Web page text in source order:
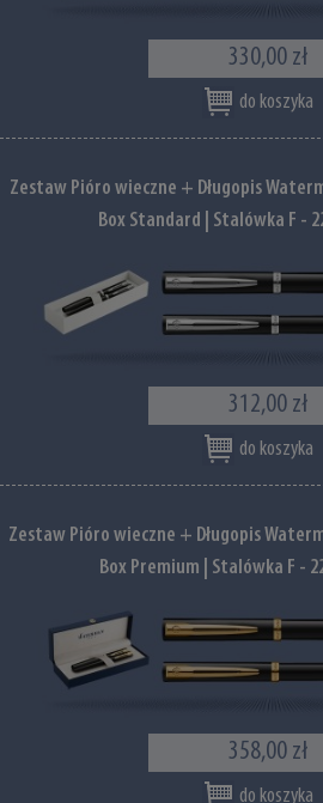
330,00 zł
do koszyka
Zestaw Pióro wieczne + Długopis
Box Standard | Stalówka F -
312,00 zł
do koszyka
Zestaw Pióro wieczne + Długopis
Box Premium | Stalówka F -
358,00 zł
do koszyka